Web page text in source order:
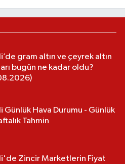
gram altın ve çeyrek altın
bugün ne kadar oldu?
Günlük Hava Durumu - Günlük
Tahmin
Zincir Marketlerin Fiyat